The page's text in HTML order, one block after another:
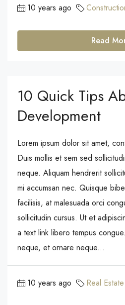
10 years ago
Read
10 Quick Tips
Development
Lorem ipsum dolor sit amet,
Duis mollis et sem sed
neque. Aliquam hendrerit
mi accumsan nec. Quisque
facilisis, at malesuada orci
sollicitudin cursus. Ut et
a text link libero tempus
neque, et ornare neque...
10 years ago Real Estate